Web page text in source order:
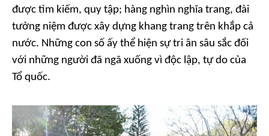
được tìm kiếm, quy tập; hàng nghìn nghĩa trang, đài
tưởng niệm được xây dựng khang trang trên khắp cả
nước. Những con số ấy thể hiện sự tri ân sâu sắc đối
với những người đã ngã xuống vì độc lập, tự do của
Tổ quốc.